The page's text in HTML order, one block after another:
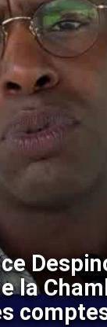
la